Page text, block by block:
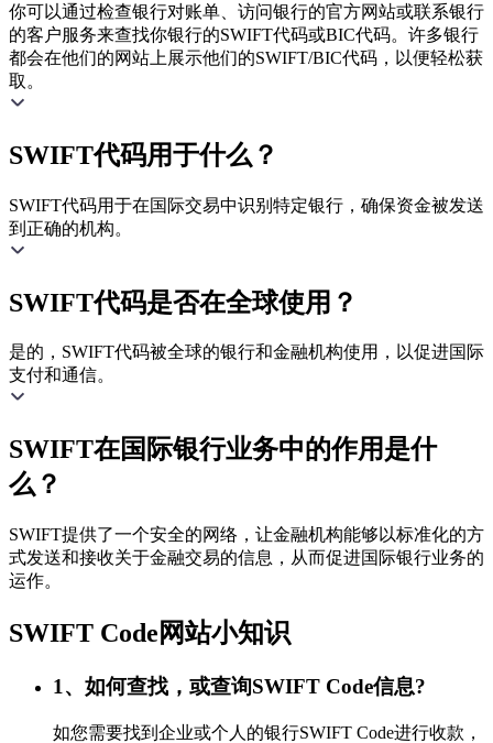
你可以通过检查银行对账单、访问银行的官方网站或联系银行
的客户服务来查找你银行的SWIFT代码或BIC代码。许多银行
都会在他们的网站上展示他们的SWIFT/BIC代码，以便轻松获
取。
SWIFT代码用于什么？
SWIFT代码用于在国际交易中识别特定银行，确保资金被发送
到正确的机构。
SWIFT代码是否在全球使用？
是的，SWIFT代码被全球的银行和金融机构使用，以促进国际
支付和通信。
SWIFT在国际银行业务中的作用是什
么？
SWIFT提供了一个安全的网络，让金融机构能够以标准化的方
式发送和接收关于金融交易的信息，从而促进国际银行业务的
运作。
SWIFT Code网站小知识
1、如何查找，或查询SWIFT Code信息?
如您需要找到企业或个人的银行SWIFT Code进行收款，